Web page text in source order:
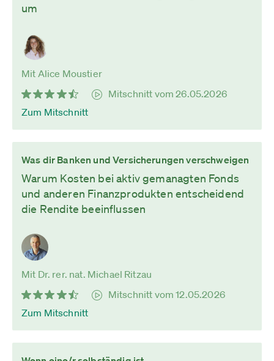
um
Mit Alice Moustier
Mitschnitt vom 26.05.2026
Zum Mitschnitt
Was dir Banken und Versicherungen verschweigen
Warum Kosten bei aktiv gemanagten Fonds
und anderen Finanzprodukten entscheidend
die Rendite beeinflussen
Mit Dr. rer. nat. Michael Ritzau
Mitschnitt vom 12.05.2026
Zum Mitschnitt